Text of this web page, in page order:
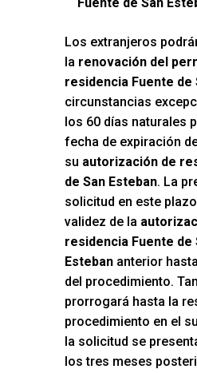
Los extranjeros
la renovación del
residencia Fuente de
circunstancias
los 60 días naturales
fecha de expiración
su autorización de
de San Esteban. La
solicitud en este
validez de la
residencia Fuente de
Estebananterior
del procedimiento.
prorrogará hasta la
procedimiento en el
la solicitud se
los tres meses